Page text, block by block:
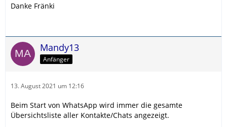
Danke Fränki
Mandy13
Anfänger
13. August 2021 um 12:16
Beim Start von WhatsApp wird immer die gesamte
Übersichtsliste aller Kontakte/Chats angezeigt.